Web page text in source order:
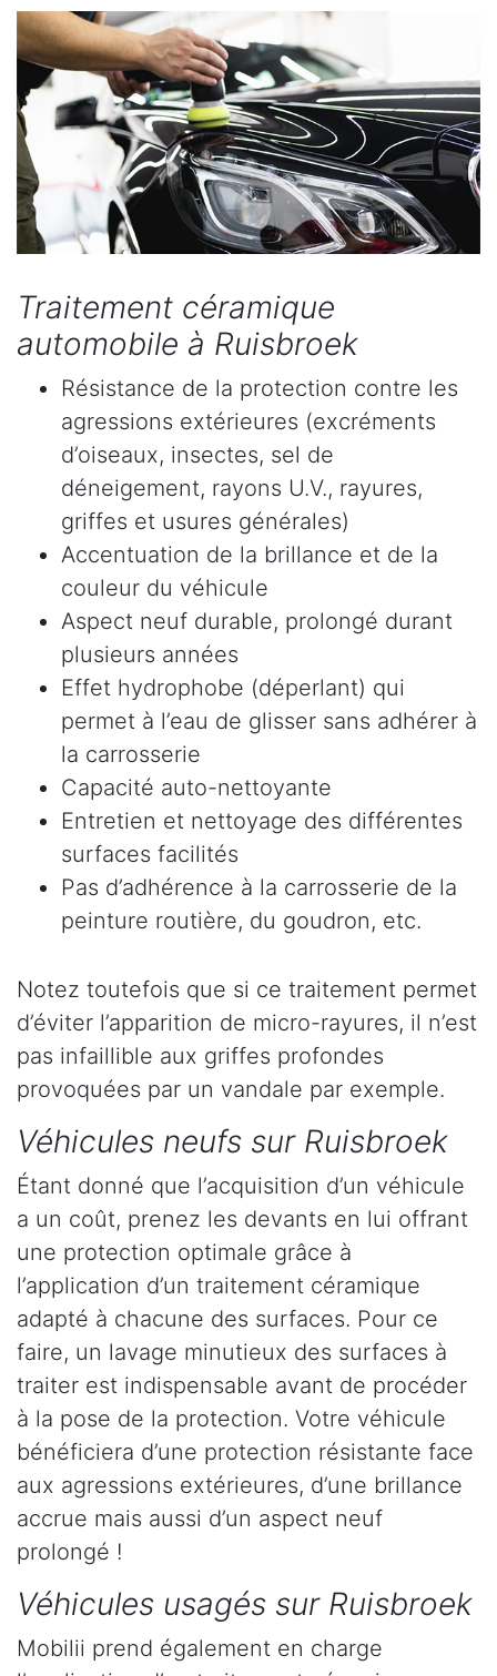
Traitement céramique
automobile à Ruisbroek
Résistance de la protection contre les
agressions extérieures (excréments
d’oiseaux, insectes, sel de
déneigement, rayons U.V., rayures,
griffes et usures générales)
Accentuation de la brillance et de la
couleur du véhicule
Aspect neuf durable, prolongé durant
plusieurs années
Effet hydrophobe (déperlant) qui
permet à l’eau de glisser sans adhérer à
la carrosserie
Capacité auto-nettoyante
Entretien et nettoyage des différentes
surfaces facilités
Pas d’adhérence à la carrosserie de la
peinture routière, du goudron, etc.
Notez toutefois que si ce traitement permet
d’éviter l’apparition de micro-rayures, il n’est
pas infaillible aux griffes profondes
provoquées par un vandale par exemple.
Véhicules neufs sur Ruisbroek
Étant donné que l’acquisition d’un véhicule
a un coût, prenez les devants en lui offrant
une protection optimale grâce à
l’application d’un traitement céramique
adapté à chacune des surfaces. Pour ce
faire, un lavage minutieux des surfaces à
traiter est indispensable avant de procéder
à la pose de la protection. Votre véhicule
bénéficiera d’une protection résistante face
aux agressions extérieures, d’une brillance
accrue mais aussi d’un aspect neuf
prolongé !
Véhicules usagés sur Ruisbroek
Mobilii prend également en charge